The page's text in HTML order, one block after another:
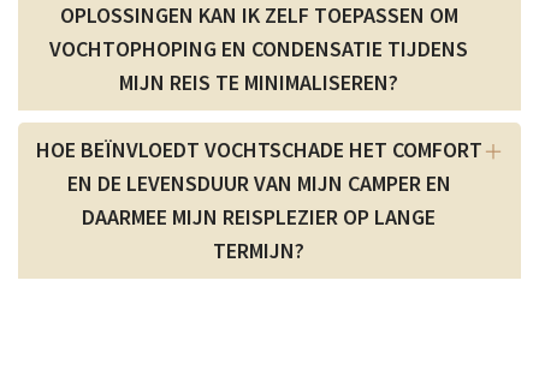
OPLOSSINGEN KAN IK ZELF TOEPASSEN OM
VOCHTOPHOPING EN CONDENSATIE TIJDENS
MIJN REIS TE MINIMALISEREN?
HOE BEÏNVLOEDT VOCHTSCHADE HET COMFORT
EN DE LEVENSDUUR VAN MIJN CAMPER EN
DAARMEE MIJN REISPLEZIER OP LANGE
TERMIJN?